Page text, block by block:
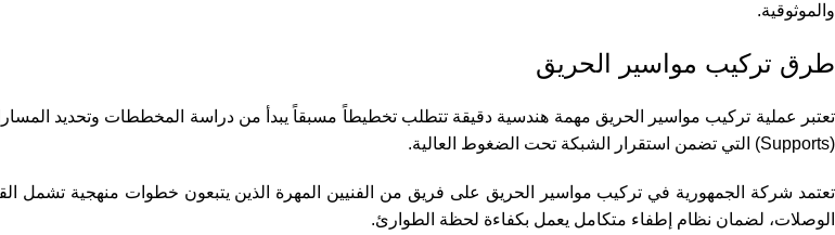
والموثوقية.
طرق تركيب مواسير الحريق
تعتبر عملية تركيب مواسير الحريق مهمة هندسية دقيقة تتطلب تخطيطاً مسبقاً يبدأ من دراسة المخططات وتحديد
(Supports) التي تضمن استقرار الشبكة تحت الضغوط العالية.
تعتمد شركة الجمهورية في تركيب مواسير الحريق على فريق من الفنيين المهرة الذين يتبعون خطوات منهجية تشمل
الوصلات، لضمان نظام إطفاء متكامل يعمل بكفاءة لحظة الطوارئ.